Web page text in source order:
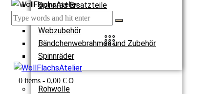
Spinnrad Ersatzteile
Webstühle
Webzubehör
Bändchenwebrahmen und Zubehör
Spinnräder
Rohwolle
0 items - 0,00 € 0